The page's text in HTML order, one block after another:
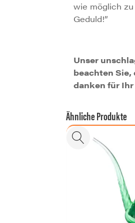
wie möglich
Geduld!”
Unser
beachten
danken für
Ähnliche Produkte